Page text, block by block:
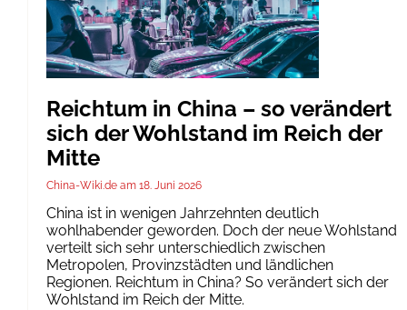
Reichtum in China – so verändert
sich der Wohlstand im Reich der
Mitte
China-Wiki.de 18. Juni 2026
China ist in wenigen Jahrzehnten deutlich
wohlhabender geworden. Doch der neue Wohlstand
verteilt sich sehr unterschiedlich zwischen
Metropolen, Provinzstädten und ländlichen
Regionen. Reichtum in China? So verändert sich der
Wohlstand im Reich der Mitte.